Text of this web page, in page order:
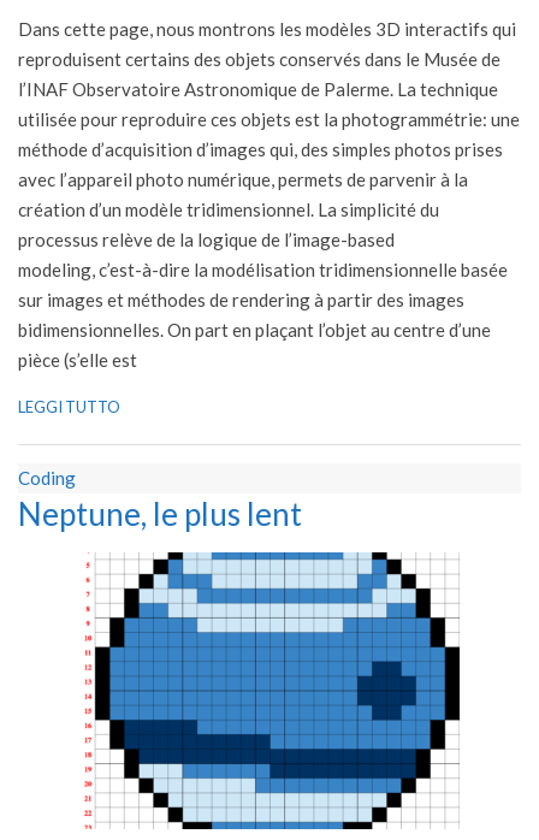
20
Dans cette page, nous montrons les modèles 3D interactifs qui
reproduisent certains des objets conservés dans le Musée de
l’INAF Observatoire Astronomique de Palerme. La technique
utilisée pour reproduire ces objets est la photogrammétrie: une
méthode d’acquisition d’images qui, des simples photos prises
avec l’appareil photo numérique, permets de parvenir à la
création d’un modèle tridimensionnel. La simplicité du
processus relève de la logique de l’image-based
modeling, c’est-à-dire la modélisation tridimensionnelle basée
sur images et méthodes de rendering à partir des images
bidimensionnelles. On part en plaçant l’objet au centre d’une
pièce (s’elle est
LEGGI TUTTO
Coding
Neptune, le plus lent